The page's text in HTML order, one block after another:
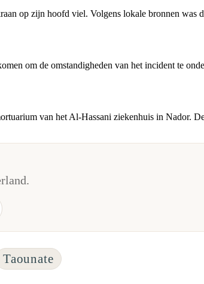
op zijn hoofd viel. Volgens lokale bronnen
om de omstandigheden van het incident te
van het Al-Hassani ziekenhuis in Nador.
Taounate